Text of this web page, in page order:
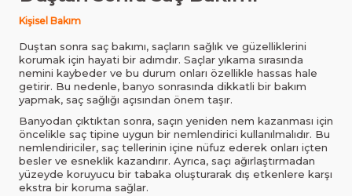
Kişisel Bakım
Duştan sonra saç bakımı, saçların sağlık ve güzelliklerini
korumak için hayati bir adımdır. Saçlar yıkama sırasında
nemini kaybeder ve bu durum onları özellikle hassas hale
getirir. Bu nedenle, banyo sonrasında dikkatli bir bakım
yapmak, saç sağlığı açısından önem taşır.
Banyodan çıktıktan sonra, saçın yeniden nem kazanması için
öncelikle saç tipine uygun bir nemlendirici kullanılmalıdır. Bu
nemlendiriciler, saç tellerinin içine nüfuz ederek onları içten
besler ve esneklik kazandırır. Ayrıca, saçı ağırlaştırmadan
yüzeyde koruyucu bir tabaka oluşturarak dış etkenlere karşı
ekstra bir koruma sağlar.